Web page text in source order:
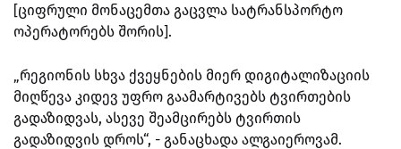
[ციფრული მონაცემთა გაცვლა სატრანსპორტო
ოპერატორებს შორის].
„რეგიონის სხვა ქვეყნების მიერ დიგიტალიზაციის
მიღწევა კიდევ უფრო გაამარტივებს ტვირთების
გადაზიდვას, ასევე შეამცირებს ტვირთის
გადაზიდვის დროს“, - განაცხადა ალგაიეროვამ.